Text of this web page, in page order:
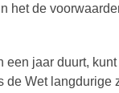
het de
jaar duurt,
Wet langdurige